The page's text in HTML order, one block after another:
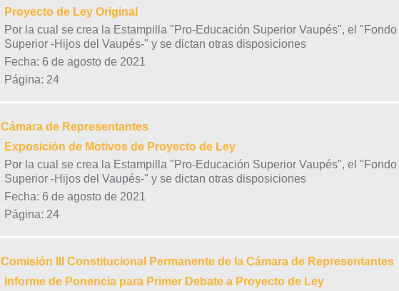
Proyecto de Ley Original
Por la cual se crea la Estampilla "Pro-Educación Superior Vaupés", el
Superior -Hijos del Vaupés-" y se dictan otras disposiciones
Fecha: 6 de agosto de 2021
Página: 24
Cámara de Representantes
Exposición de Motivos de Proyecto de Ley
Por la cual se crea la Estampilla "Pro-Educación Superior Vaupés", el
Superior -Hijos del Vaupés-" y se dictan otras disposiciones
Fecha: 6 de agosto de 2021
Página: 24
Comisión III Constitucional Permanente de la Cámara de Representantes
Informe de Ponencia para Primer Debate a Proyecto de Ley